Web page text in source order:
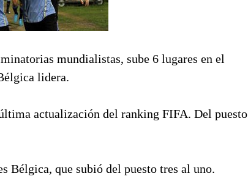
mundialistas, sube 6 lugares en el
lidera.
actualización del ranking FIFA. Del puesto
Bélgica, que subió del puesto tres al uno.